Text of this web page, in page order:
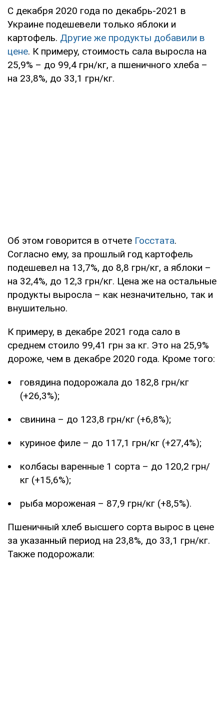
С декабря 2020 года по декабрь-2021 в
Украине подешевели только яблоки и
картофель. Другие же продукты добавили в
цене. К примеру, стоимость сала выросла на
25,9% – до 99,4 грн/кг, а пшеничного хлеба –
на 23,8%, до 33,1 грн/кг.
Об этом говорится в отчете Госстата.
Согласно ему, за прошлый год картофель
подешевел на 13,7%, до 8,8 грн/кг, а яблоки –
на 32,4%, до 12,3 грн/кг. Цена же на остальные
продукты выросла – как незначительно, так и
внушительно.
К примеру, в декабре 2021 года сало в
среднем стоило 99,41 грн за кг. Это на 25,9%
дороже, чем в декабре 2020 года. Кроме того:
говядина подорожала до 182,8 грн/кг
(+26,3%);
свинина – до 123,8 грн/кг (+6,8%);
куриное филе – до 117,1 грн/кг (+27,4%);
колбасы варенные 1 сорта – до 120,2 грн/
кг (+15,6%);
рыба мороженая – 87,9 грн/кг (+8,5%).
Пшеничный хлеб высшего сорта вырос в цене
за указанный период на 23,8%, до 33,1 грн/кг.
Также подорожали: